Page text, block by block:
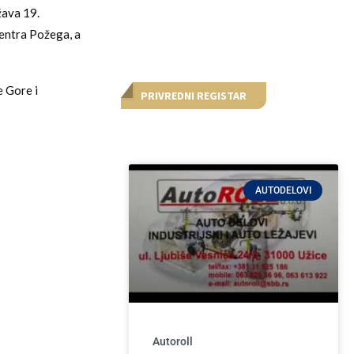
19.
Požega, a
Gore i PRIVREDNI REGISTAR
AUTODELOVI
Autoroll